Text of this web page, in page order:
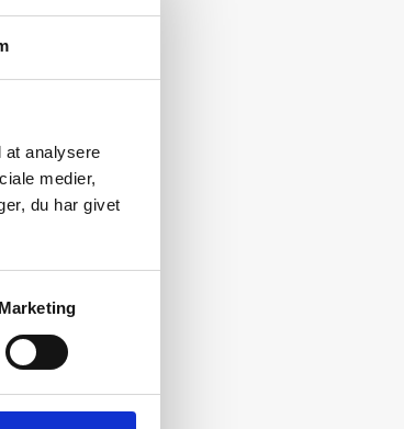
at analysere
medier,
du har givet
Marketing